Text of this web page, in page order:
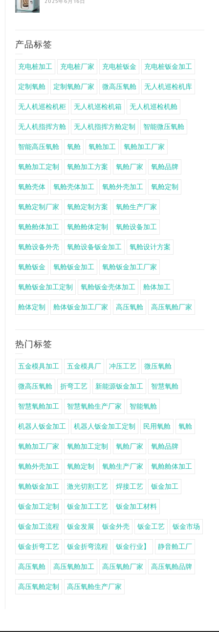
产品标签
充电桩加工 充电桩厂家 充电桩钣金 充电桩钣金加工
定制氧舱 定制氧舱厂家 微高压氧舱 无人机巡检机库
无人机巡检机柜 无人机巡检机箱 无人机巡检机舱
无人机指挥方舱 无人机指挥方舱定制 智能微压氧舱
智能高压氧舱 氧舱 氧舱加工 氧舱加工厂家
氧舱加工定制 氧舱加工方案 氧舱厂家 氧舱品牌
氧舱壳体 氧舱壳体加工 氧舱外壳加工 氧舱定制
氧舱定制厂家 氧舱定制方案 氧舱生产厂家
氧舱舱体加工 氧舱舱体定制 氧舱设备加工
氧舱设备外壳 氧舱设备钣金加工 氧舱设计方案
氧舱钣金 氧舱钣金加工 氧舱钣金加工厂家
氧舱钣金加工定制 氧舱钣金壳体加工 舱体加工
舱体定制 舱体钣金加工厂家 高压氧舱 高压氧舱厂家
热门标签
五金模具加工 五金模具厂 冲压工艺 微压氧舱
微高压氧舱 折弯工艺 新能源钣金加工 智慧氧舱
智慧氧舱加工 智慧氧舱生产厂家 智能氧舱
机器人钣金加工 机器人钣金加工定制 民用氧舱 氧舱
氧舱加工厂家 氧舱加工定制 氧舱厂家 氧舱品牌
氧舱外壳加工 氧舱定制 氧舱生产厂家 氧舱舱体加工
氧舱钣金加工 激光切割工艺 焊接工艺 钣金加工
钣金加工定制 钣金加工工艺 钣金加工材料
钣金加工流程 钣金发展 钣金外壳 钣金工艺 钣金市场
钣金折弯工艺 钣金折弯流程 钣金行业】 静音舱工厂
高压氧舱 高压氧舱加工 高压氧舱厂家 高压氧舱品牌
高压氧舱定制 高压氧舱生产厂家